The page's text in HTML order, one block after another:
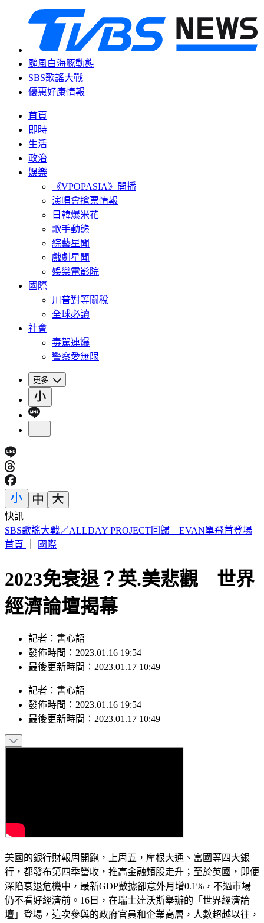
颱風白海豚動態
SBS歌謠大戰
優惠好康情報
首頁
即時
生活
政治
娛樂
《VPOPASIA》開播
演唱會搶票情報
日韓爆米花
歌手動態
綜藝星聞
戲劇星聞
娛樂電影院
國際
川普對等關稅
全球必讀
社會
毒駕連爆
警察愛無限
更多
快訊
白海豚遠離中 北市水門今晚6時起陸續開放
首頁
國際
2023免衰退？英.美悲觀 世界
經濟論壇揭幕
記者：書心語
發佈時間：2023.01.16 19:54
最後更新時間：2023.01.17 10:49
記者 ： 書心語
發佈時間： 2023.01.16 19:54
最後更新時間： 2023.01.17 10:49
美國的銀行財報周開跑，上周五，摩根大通、富國等四大銀
行，都發布第四季營收，推高金融類股走升；至於英國，即便
深陷衰退危機中，最新GDP數據卻意外月增0.1%，不過市場
仍不看好經濟前。16日，在瑞士達沃斯舉辦的「世界經濟論
壇」登場，這次參與的政府官員和企業高層，人數超越以往，